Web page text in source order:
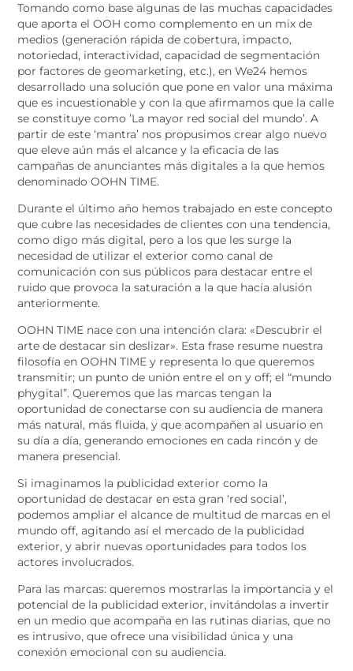
Tomando como base algunas de las muchas capacidades
que aporta el OOH como complemento en un mix de
medios (generación rápida de cobertura, impacto,
notoriedad, interactividad, capacidad de segmentación
por factores de geomarketing, etc.), en We24 hemos
desarrollado una solución que pone en valor una máxima
que es incuestionable y con la que afirmamos que la calle
se constituye como ’La mayor red social del mundo’. A
partir de este ‘mantra’ nos propusimos crear algo nuevo
que eleve aún más el alcance y la eficacia de las
campañas de anunciantes más digitales a la que hemos
denominado OOHN TIME.
Durante el último año hemos trabajado en este concepto
que cubre las necesidades de clientes con una tendencia,
como digo más digital, pero a los que les surge la
necesidad de utilizar el exterior como canal de
comunicación con sus públicos para destacar entre el
ruido que provoca la saturación a la que hacía alusión
anteriormente.
OOHN TIME nace con una intención clara: «Descubrir el
arte de destacar sin deslizar». Esta frase resume nuestra
filosofía en OOHN TIME y representa lo que queremos
transmitir; un punto de unión entre el on y off; el “mundo
phygital”. Queremos que las marcas tengan la
oportunidad de conectarse con su audiencia de manera
más natural, más fluida, y que acompañen al usuario en
su día a día, generando emociones en cada rincón y de
manera presencial.
Si imaginamos la publicidad exterior como la
oportunidad de destacar en esta gran ‘red social’,
podemos ampliar el alcance de multitud de marcas en el
mundo off, agitando así el mercado de la publicidad
exterior, y abrir nuevas oportunidades para todos los
actores involucrados.
Para las marcas: queremos mostrarlas la importancia y el
potencial de la publicidad exterior, invitándolas a invertir
en un medio que acompaña en las rutinas diarias, que no
es intrusivo, que ofrece una visibilidad única y una
conexión emocional con su audiencia.